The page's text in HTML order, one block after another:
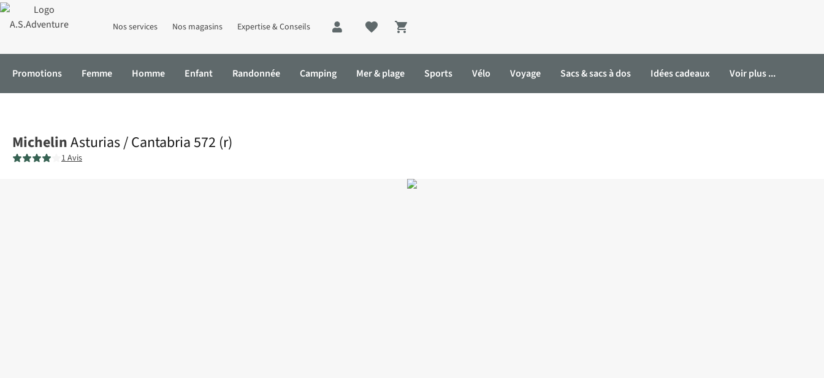
Nos services Nos magasins Expertise & Conseils
Shopping cart
Promotions Femme Homme Enfant Randonnée Camping Mer & plage Sports Vélo Voyage Sacs & sacs à dos Idées cadeaux Voir plus ...
MichelinAsturias / Cantabria 572 (r)
1 Avis